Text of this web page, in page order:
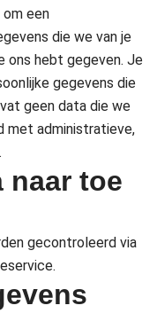
een
die we van je
ons hebt gegeven. Je
gegevens die
geen data die we
met administratieve,
naar toe
gecontroleerd via